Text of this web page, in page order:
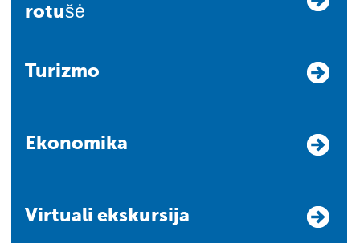
rotušė
Turizmo
Ekonomika
Virtuali ekskursija